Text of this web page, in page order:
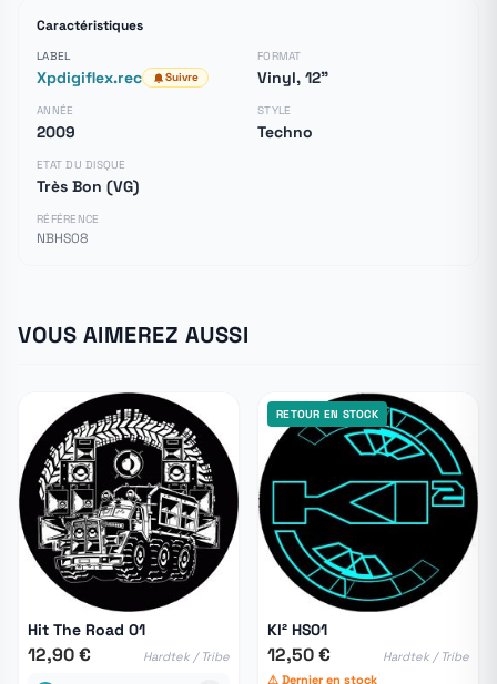
Caractéristiques
LABEL
Xpdigiflex.rec Suivre
FORMAT
Vinyl, 12"
ANNÉE
2009
STYLE
Techno
ETAT DU DISQUE
Très Bon (VG)
RÉFÉRENCE
NBHS08
VOUS AIMEREZ AUSSI
Hit The Road 01
12,90 € Hardtek / Tribe
RETOUR EN STOCK
KI² HS01
12,50 €
Hardtek / Tribe
⚠ Dernier en stock